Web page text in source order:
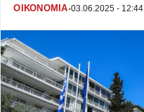
ΟΙΚΟΝΟΜΙΑ·03.06.2025 - 12:44